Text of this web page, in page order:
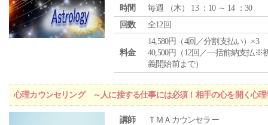
時間
毎週 （木） 13 ：10 ～ 14 ：30
回数
全12回
料金
14,580円（4回／分割支払い）×3
40,500円（12回／一括前納支払※
義開始前まで）
心理カウンセリング ～人に接する仕事には必須！相手の心を開く心理
講師
ＴＭＡカウンセラー